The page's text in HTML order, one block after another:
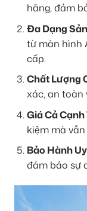
hãng, đảm
Đa Dạng
từ màn hình
cấp.
Chất Lượng
xác, an toàn
Giá Cả Cạnh
kiệm mà
Bảo Hành
đảm bảo sự